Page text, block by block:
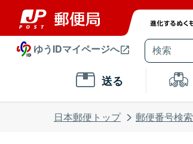
ゆうIDマイページへ
送る
日本郵便トップ 郵便番号検索